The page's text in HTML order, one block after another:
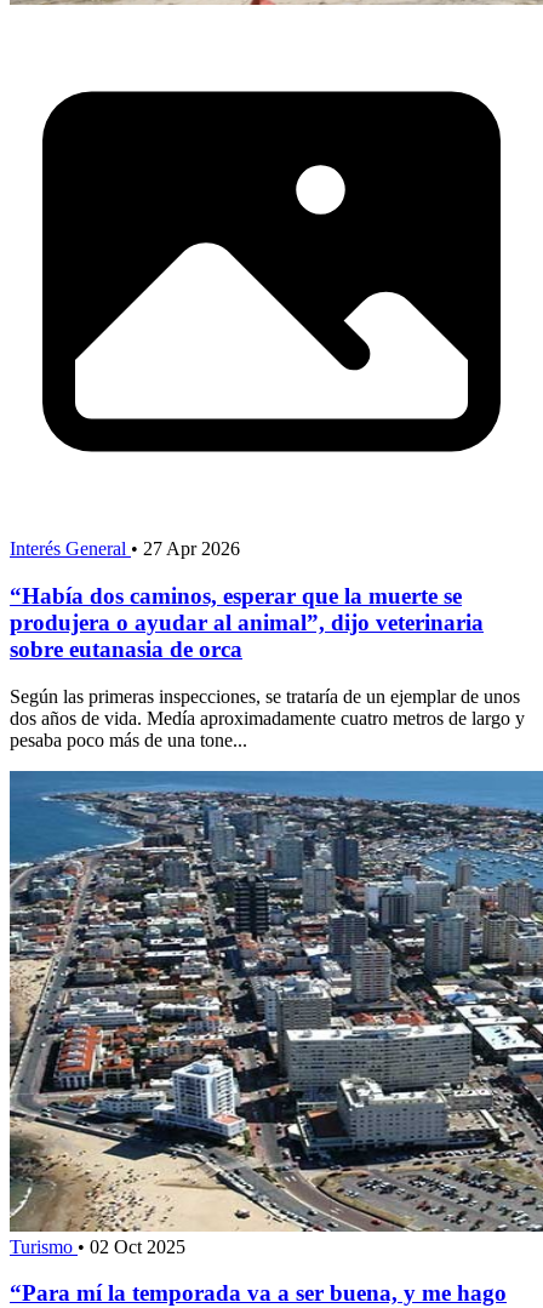
Interés General • 27 Apr 2026
“Había dos caminos, esperar que la muerte se
produjera o ayudar al animal”, dijo veterinaria
sobre eutanasia de orca
Según las primeras inspecciones, se trataría de un ejemplar de unos
dos años de vida. Medía aproximadamente cuatro metros de largo y
pesaba poco más de una tone...
Turismo • 02 Oct 2025
“Para mí la temporada va a ser buena, y me hago